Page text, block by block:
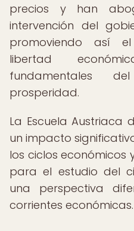
precios y han
intervención del
promoviendo así
libertad
fundamentales
prosperidad.
La Escuela Austriaca
un impacto
los ciclos económicos
para el estudio del
una perspectiva
corrientes económicas.